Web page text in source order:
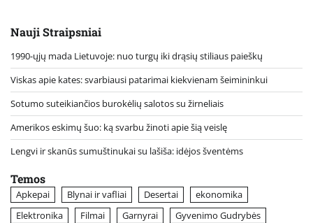
Nauji Straipsniai
1990-ųjų mada Lietuvoje: nuo turgų iki drąsių stiliaus paieškų
Viskas apie kates: svarbiausi patarimai kiekvienam šeimininkui
Sotumo suteikiančios burokėlių salotos su žirneliais
Amerikos eskimų šuo: ką svarbu žinoti apie šią veislę
Lengvi ir skanūs sumuštinukai su lašiša: idėjos šventėms
Temos
Apkepai Blynai ir vafliai Desertai
ekonomika
Elektronika
Filmai Garnyrai
Gyvenimo Gudrybės